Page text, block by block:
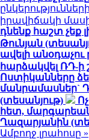
իրավիճակի
դնենք հաշտ չեք
Թունյան
ավելի անօդաչու
հարձակվել ՌԴ-ի
Ոստիկանները
մանրամասներ`
(տեսանյութ)
հետ,
Ղազարյանին
Ամբողջ լրահոսը »